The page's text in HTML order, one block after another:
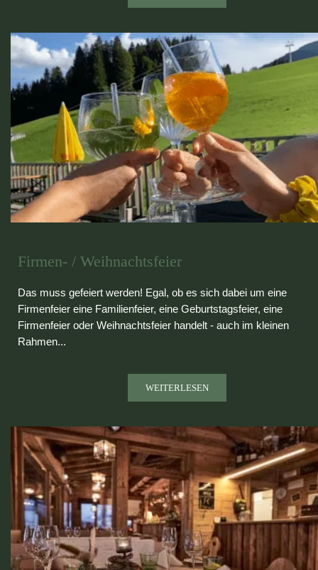
Firmen- / Weihnachtsfeier
Das muss gefeiert werden! Egal, ob es sich dabei um eine
Firmenfeier eine Familienfeier, eine Geburtstagsfeier, eine
Firmenfeier oder Weihnachtsfeier handelt - auch im kleinen
Rahmen...
WEITERLESEN